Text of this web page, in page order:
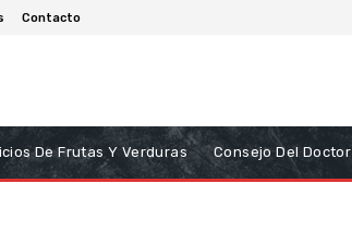
Contacto
De Frutas Y Verduras Consejo Del Doctor